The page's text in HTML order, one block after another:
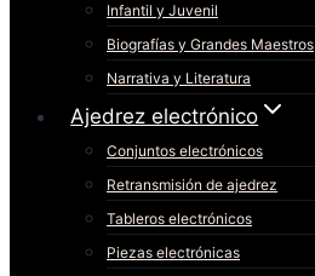
Infantil y Juvenil
Biografías y Grandes Maestros
Narrativa y Literatura
Ajedrez electrónico
Conjuntos electrónicos
Retransmisión de ajedrez
Tableros electrónicos
Piezas electrónicas